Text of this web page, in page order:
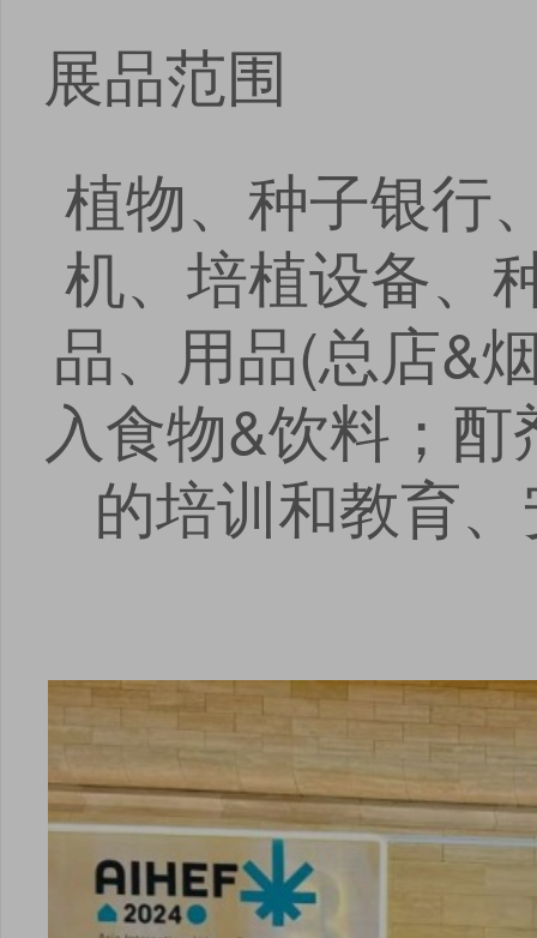
展品范围
植物、种子银行
机、培植设备、
品、用品(总店&
入食物&饮料；
的培训和教育